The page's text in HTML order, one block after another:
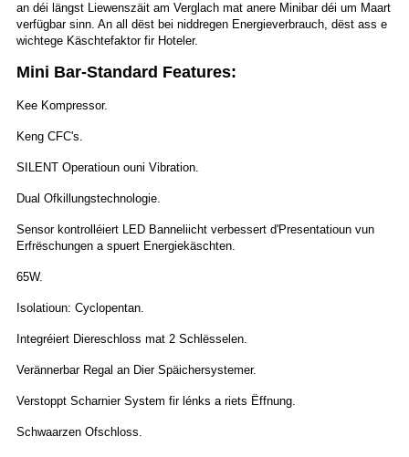
an déi längst Liewenszäit am Verglach mat anere Minibar déi um Maart
verfügbar sinn. An all dëst bei niddregen Energieverbrauch, dëst ass e
wichtege Käschtefaktor fir Hoteler.
Mini Bar-Standard Features:
Kee Kompressor.
Keng CFC's.
SILENT Operatioun ouni Vibration.
Dual Ofkillungstechnologie.
Sensor kontrolléiert LED Banneliicht verbessert d'Presentatioun vun
Erfrëschungen a spuert Energiekäschten.
65W.
Isolatioun: Cyclopentan.
Integréiert Diereschloss mat 2 Schlësselen.
Verännerbar Regal an Dier Späichersystemer.
Verstoppt Scharnier System fir lénks a riets Ëffnung.
Schwaarzen Ofschloss.